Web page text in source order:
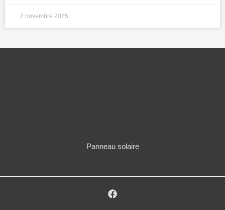
2 novembre 2025
Panneau solaire